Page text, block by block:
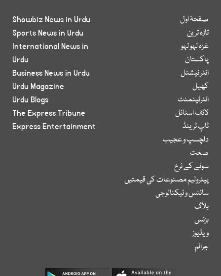
صفحۂ اول
تازہ ترین
غزہ لہو لہو
پاکستان
انٹر نیشنل
کھیل
انٹرٹینمنٹ
لائف اسٹائل
ٹاپ ٹرینڈ
دلچسپ و عجیب
صحت
سونے کے نرخ
پیٹرولیم مصنوعات کی قیمتیں
سائنس و ٹیکنالوجی
بلاگ
بزنس
ویڈیوز
جرائم
Showbiz News in Urdu
Sports News in Urdu
International News in
Urdu
Business News in Urdu
Urdu Magazine
Urdu Blogs
The Express Tribune
Express Entertainment